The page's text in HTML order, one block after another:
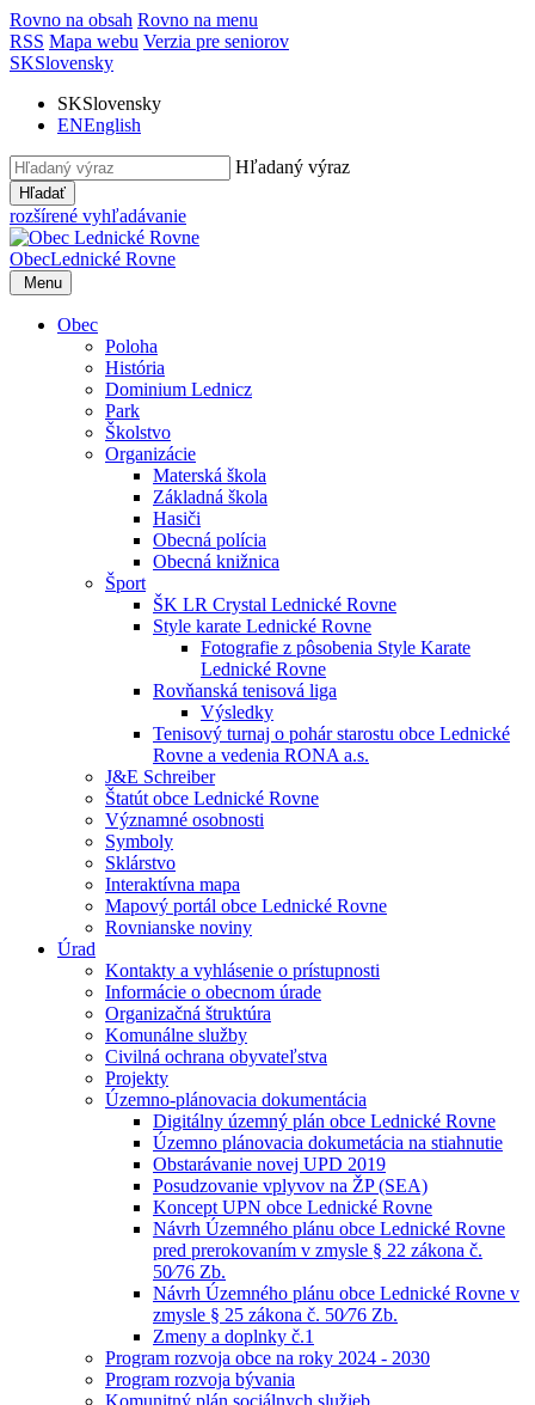
Rovno na obsah Rovno na menu
RSS Mapa webu Verzia pre seniorov
SKSlovensky
SKSlovensky
ENEnglish
Hľadaný výraz
Hľadať
rozšírené vyhľadávanie
ObecLednické Rovne
Menu
Obec
Poloha
História
Dominium Lednicz
Park
Školstvo
Organizácie
Materská škola
Základná škola
Hasiči
Obecná polícia
Obecná knižnica
Šport
ŠK LR Crystal Lednické Rovne
Style karate Lednické Rovne
Fotografie z pôsobenia Style Karate
Lednické Rovne
Rovňanská tenisová liga
Výsledky
Tenisový turnaj o pohár starostu obce Lednické
Rovne a vedenia RONA a.s.
J&E Schreiber
Štatút obce Lednické Rovne
Významné osobnosti
Symboly
Sklárstvo
Interaktívna mapa
Mapový portál obce Lednické Rovne
Rovnianske noviny
Úrad
Kontakty a vyhlásenie o prístupnosti
Informácie o obecnom úrade
Organizačná štruktúra
Komunálne služby
Civilná ochrana obyvateľstva
Projekty
Územno-plánovacia dokumentácia
Digitálny územný plán obce Lednické Rovne
Územno plánovacia dokumetácia na stiahnutie
Obstarávanie novej UPD 2019
Posudzovanie vplyvov na ŽP (SEA)
Koncept UPN obce Lednické Rovne
Návrh Územného plánu obce Lednické Rovne
pred prerokovaním v zmysle § 22 zákona č.
50⁄76 Zb.
Návrh Územného plánu obce Lednické Rovne v
zmysle § 25 zákona č. 50⁄76 Zb.
Zmeny a doplnky č.1
Program rozvoja obce na roky 2024 - 2030
Program rozvoja bývania
Komunitný plán sociálnych služieb